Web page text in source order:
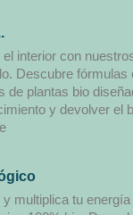
interior con
Descubre
de plantas bio
y devolver el
multiplica tu